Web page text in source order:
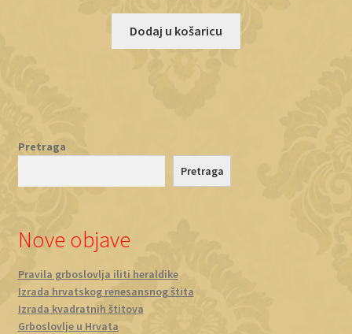
Dodaj u košaricu
Pretraga
Pretraga
Nove objave
Pravila grboslovlja iliti heraldike
Izrada hrvatskog renesansnog štita
Izrada kvadratnih štitova
Grboslovlje u Hrvata